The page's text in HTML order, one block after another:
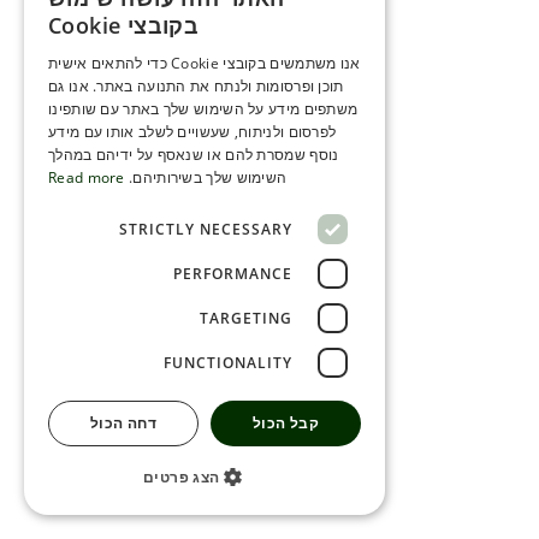
ENGLISH
SERBIA
HEBREW
RUSSIAN
SERBIAN-2
בקובצי Cookie
אנו משתמשים בקובצי Cookie כדי להתאים אישית
תוכן ופרסומות ולנתח את התנועה באתר. אנו גם
משתפים מידע על השימוש שלך באתר עם שותפינו
לפרסום ולניתוח, שעשויים לשלב אותו עם מידע
נוסף שמסרת להם או שנאסף על ידיהם במהלך
השימוש שלך בשירותיהם. Read more
STRICTLY NECESSARY
PERFORMANCE
TARGETING
FUNCTIONALITY
קבל הכול דחה הכול
הצג פרטים